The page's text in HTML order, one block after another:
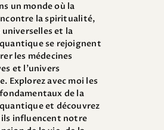
un monde où la
la spiritualité,
universelles et la
se rejoignent
les médecines
et l’univers
Explorez avec moi les
de la
et découvrez
influencent notre